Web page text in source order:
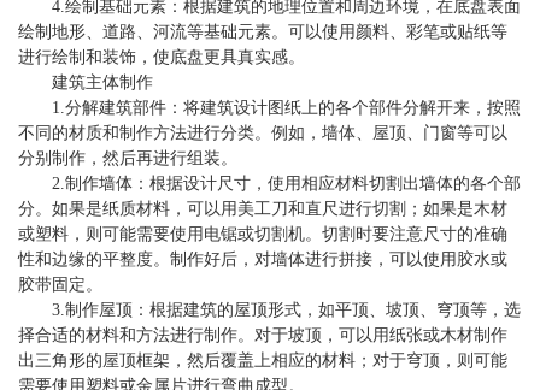
4.绘制基础元素：根据建筑的地理位置和周边环境，在底盘表面
绘制地形、道路、河流等基础元素。可以使用颜料、彩笔或贴纸等
进行绘制和装饰，使底盘更具真实感。
建筑主体制作
1.分解建筑部件：将建筑设计图纸上的各个部件分解开来，按照
不同的材质和制作方法进行分类。例如，墙体、屋顶、门窗等可以
分别制作，然后再进行组装。
2.制作墙体：根据设计尺寸，使用相应材料切割出墙体的各个部
分。如果是纸质材料，可以用美工刀和直尺进行切割；如果是木材
或塑料，则可能需要使用电锯或切割机。切割时要注意尺寸的准确
性和边缘的平整度。制作好后，对墙体进行拼接，可以使用胶水或
胶带固定。
3.制作屋顶：根据建筑的屋顶形式，如平顶、坡顶、穹顶等，选
择合适的材料和方法进行制作。对于坡顶，可以用纸张或木材制作
出三角形的屋顶框架，然后覆盖上相应的材料；对于穹顶，则可能
需要使用塑料或金属片进行弯曲成型。